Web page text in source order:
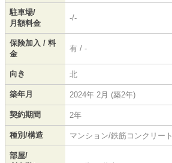
駐車場/
月額料金
-/-
保険加入 / 料
金
有 / -
向き 北
築年月 2024年 2月 (築2年)
契約期間 2年
種別/構造 マンション/鉄筋コンクリート
部屋/